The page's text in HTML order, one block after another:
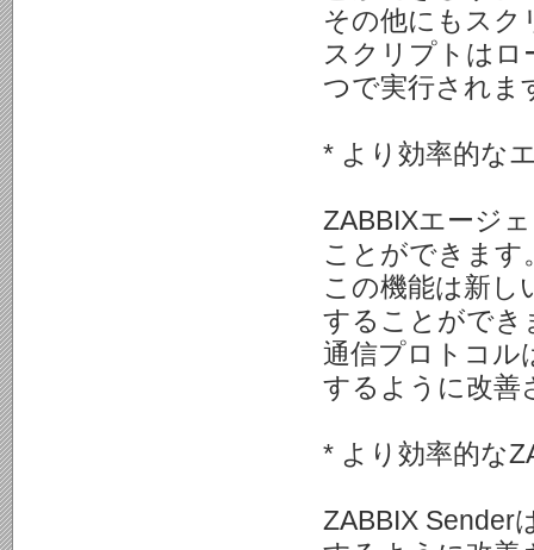
その他にもスク
スクリプトはロ
つで実行されま
* より効率的な
ZABBIXエージ
ことができます
この機能は新し
することができ
通信プロトコル
するように改善
* より効率的な
ZABBIX Sender